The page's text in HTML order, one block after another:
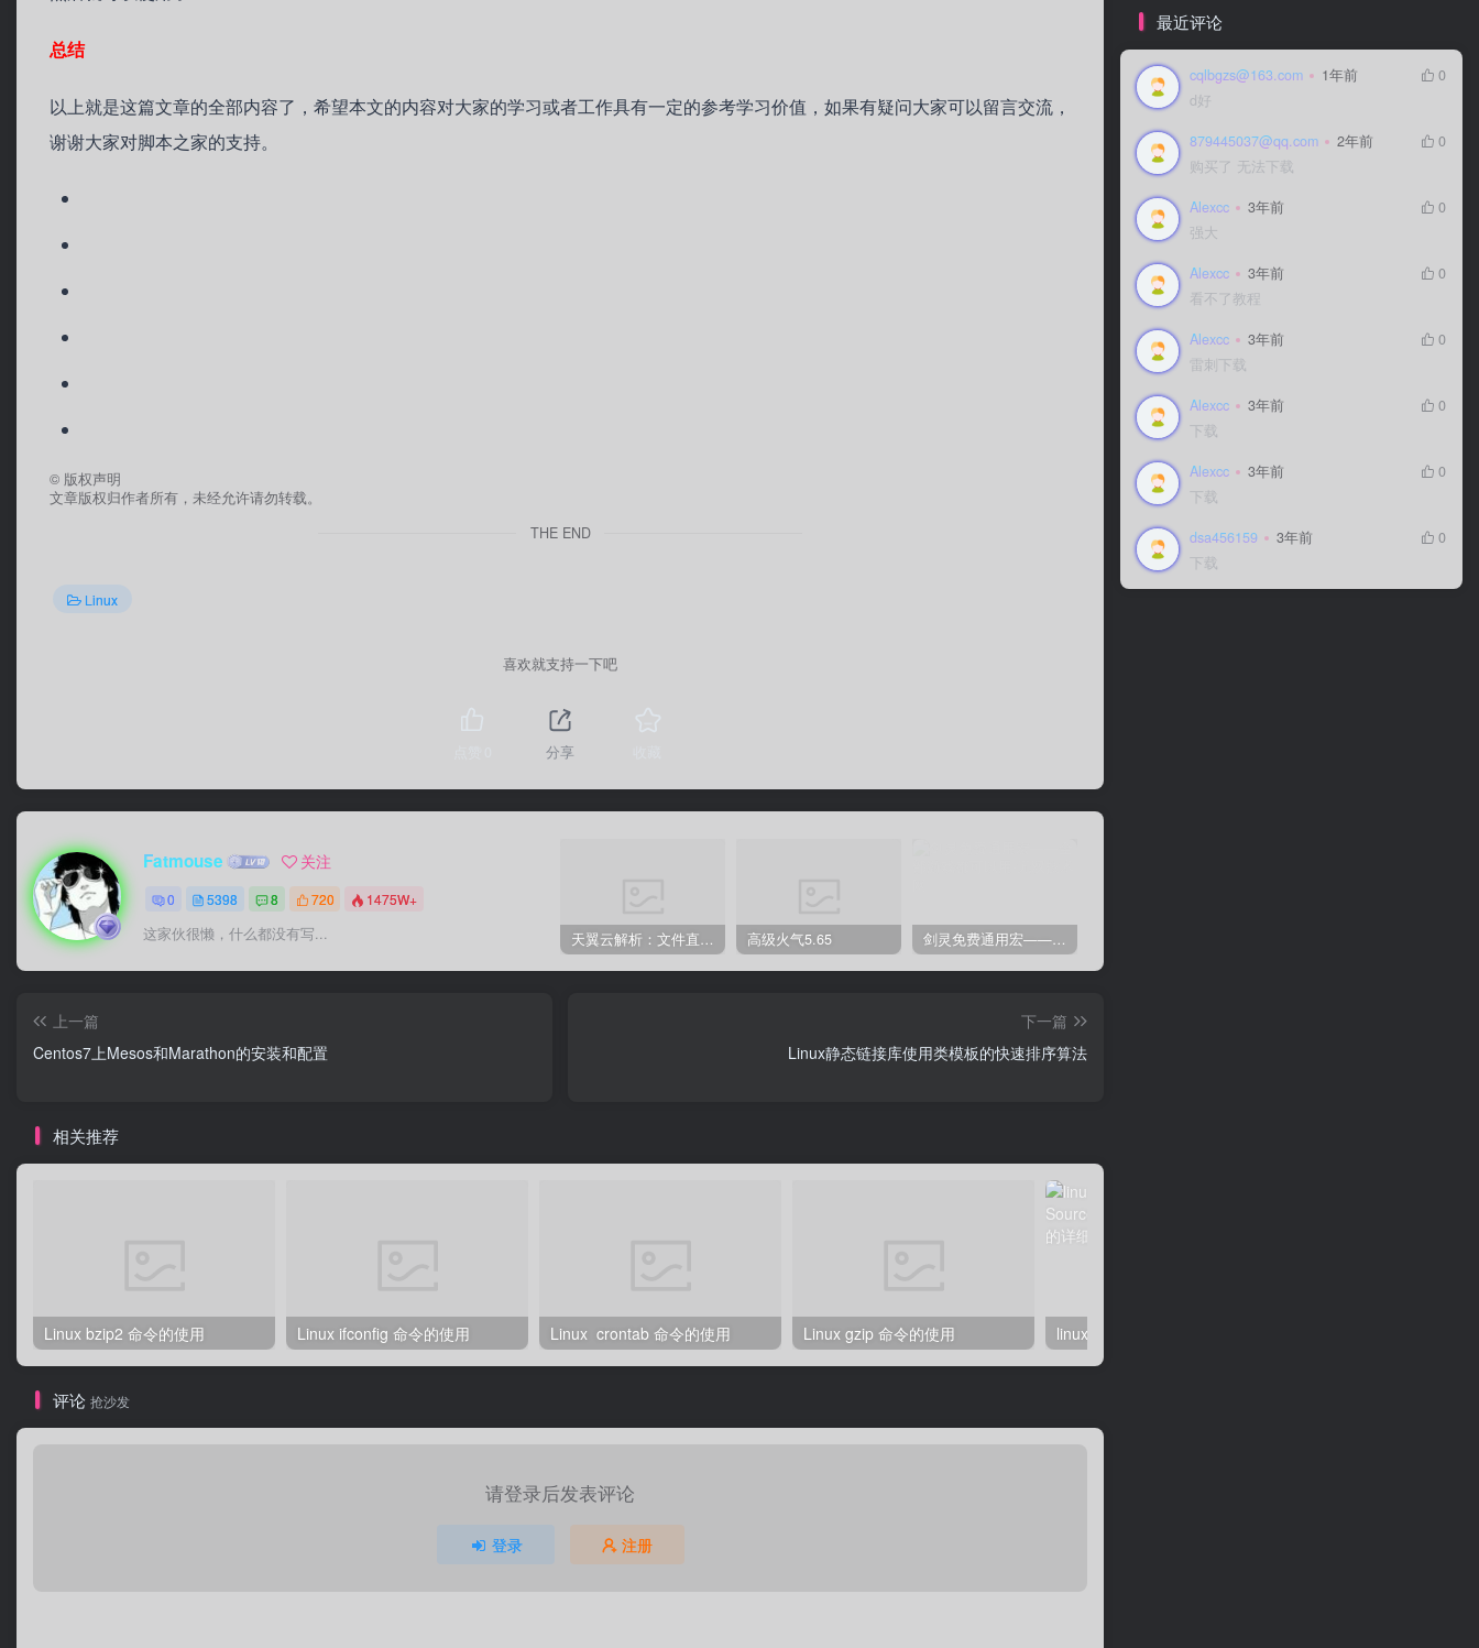
总结
以上就是这篇文章的全部内容了，希望本文的内容对大家的学习或者工作具有一定的参考学习价值，如果有疑问大家可以留言交流，
谢谢大家对脚本之家的支持。
© 版权声明
文章版权归作者所有，未经允许请勿转载。
THE END
Linux
喜欢就支持一下吧
分享
Fatmouse 关注
0 5398 8 720 1475W+
这家伙很懒，什么都没有写... 天翼云解析：文件直链获取源码 高级火气5.65 剑灵免费通用宏——全部游戏都可以用
上一篇
Centos7上Mesos和Marathon的安装和配置
下一篇
Linux静态链接库使用类模板的快速排序算法
相关推荐
Linux bzip2 命令的使用 Linux ifconfig 命令的使用 Linux crontab 命令的使用 Linux gzip 命令的使用
评论 抢沙发
请登录后发表评论
登录 注册
最近评论
cqlbgzs@163.com 1年前
0
d好
879445037@qq.com 2年前
0
购买了 无法下载
Alexcc 3年前
0
强大
Alexcc 3年前
0
看不了教程
Alexcc 3年前
0
雷刺下载
Alexcc 3年前
0
下载
Alexcc 3年前
0
下载
dsa456159 3年前
0
下载
cqlbgzs@163.com 1年前
0
d好
879445037@qq.com 2年前
0
购买了 无法下载
Alexcc 3年前
0
强大
Alexcc 3年前
0
看不了教程
Alexcc 3年前
0
雷刺下载
Alexcc 3年前
0
下载
Alexcc 3年前
0
下载
dsa456159 3年前
0
下载